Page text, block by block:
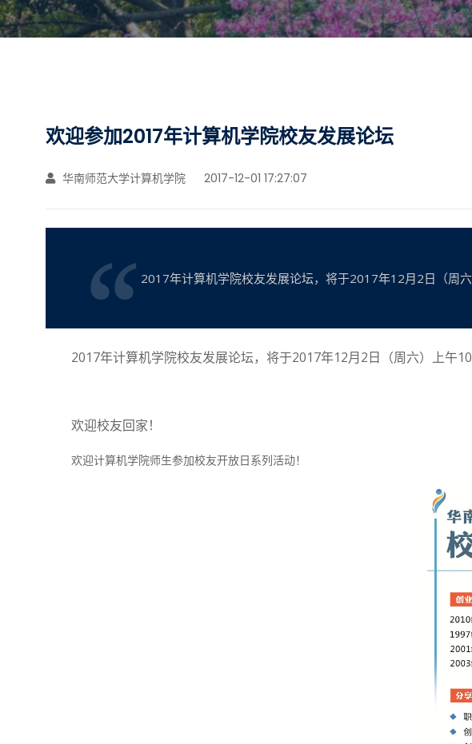
欢迎参加2017年计算机学院校友发展论坛
华南师范大学计算机学院 2017-12-01 17:27:07
2017年计算机学院校友发展论坛，将于2017年12月2日（周
2017年计算机学院校友发展论坛，将于2017年12月 2 日（周六）上午
欢迎校友回家！
欢迎计算机学院师生参加校友开放日系列活动！